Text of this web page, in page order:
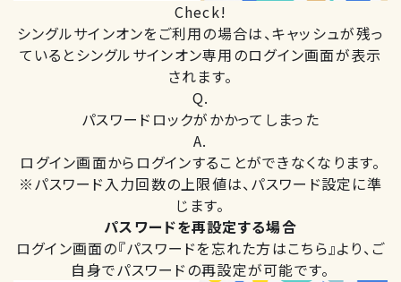
Check!
シングルサインオンをご利用の場合は、キャッシュが残っ
ているとシングルサインオン専用のログイン画面が表示
されます。
Q.
パスワードロックがかかってしまった
A.
ログイン画面からログインすることができなくなります。
※パスワード入力回数の上限値は、パスワード設定に準
じます。
パスワードを再設定する場合
ログイン画面の『パスワードを忘れた方はこちら』より、ご
自身でパスワードの再設定が可能です。